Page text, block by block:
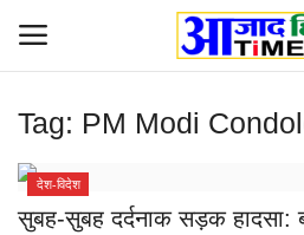
Login
Home
Tag: PM Modi
देश-विदेश
सुबह-सुबह दर्दनाक सड़क